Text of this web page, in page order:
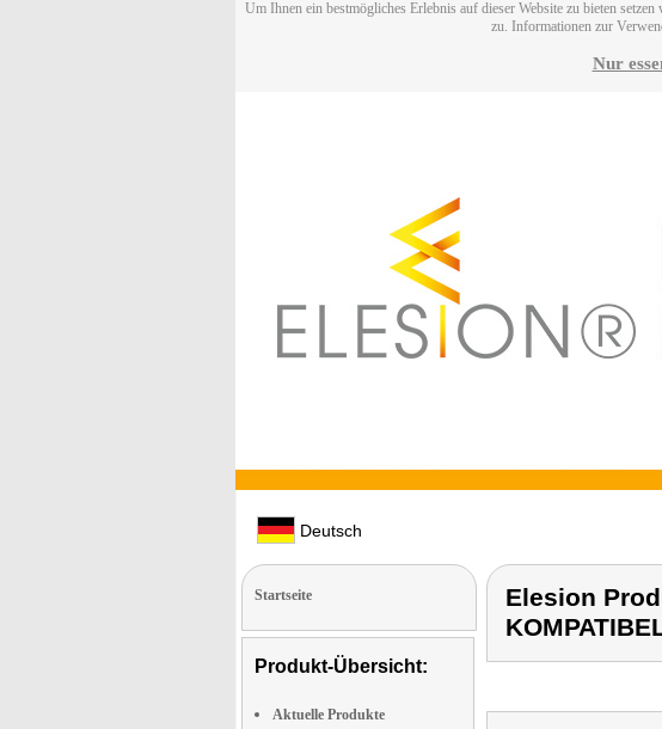
Um Ihnen ein bestmögliches Erlebnis auf dieser Website zu bieten
zu. Informationen zur
Nur
Deutsch
Startseite
Produkt-Übersicht:
Aktuelle Produkte
Elesion